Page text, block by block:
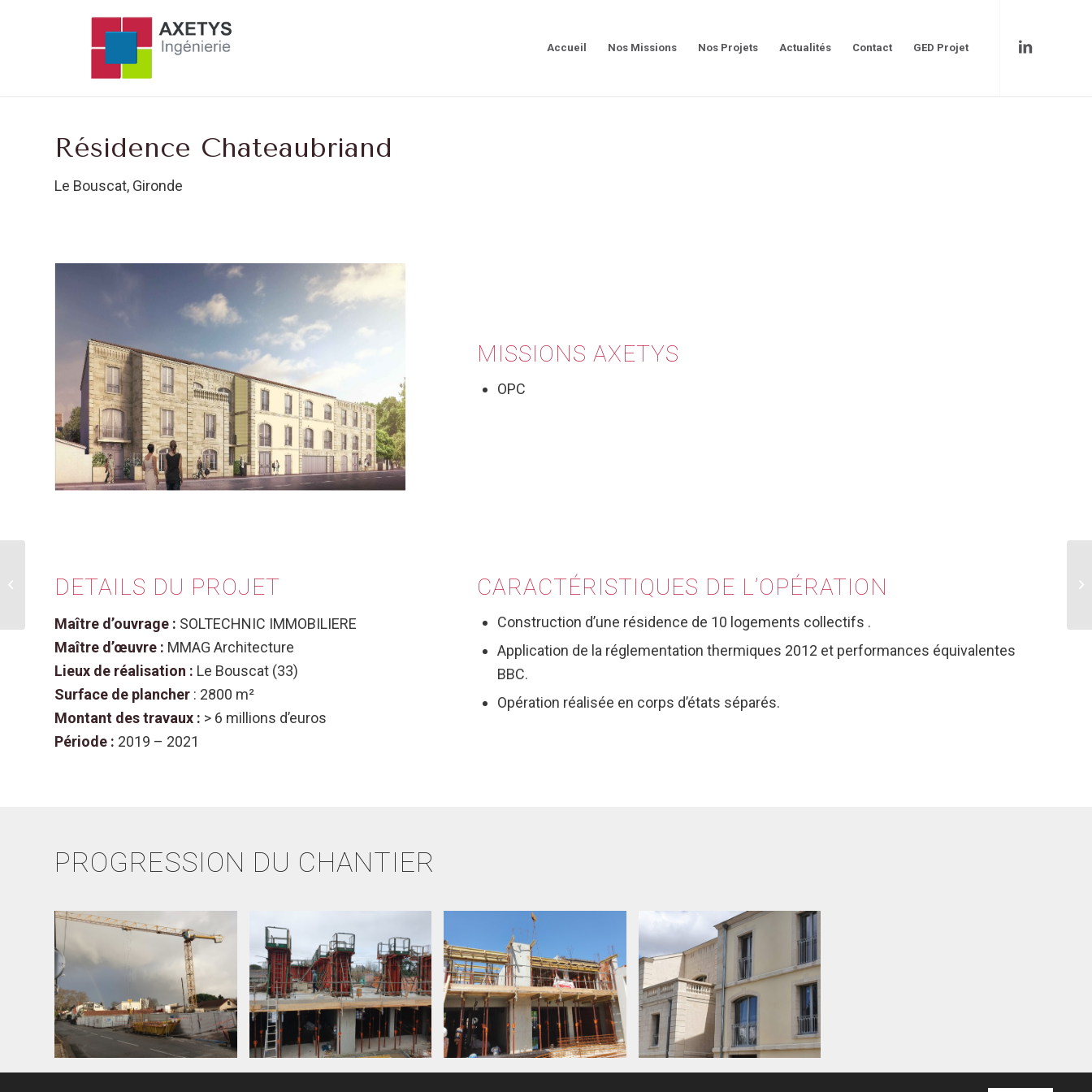
Accueil Nos Missions Nos Projets Actualités Contact GED Projet
Résidence Chateaubriand
Le Bouscat, Gironde
MISSIONS AXETYS
OPC
DETAILS DU PROJET
Maître d’ouvrage : SOLTECHNIC IMMOBILIERE
Maître d’œuvre : MMAG Architecture
Lieux de réalisation : Le Bouscat (33)
Surface de plancher : 2800 m²
Montant des travaux : > 6 millions d’euros
Période : 2019 – 2021
CARACTÉRISTIQUES DE L’OPÉRATION
Construction d’une résidence de 10 logements collectifs .
Application de la réglementation thermiques 2012 et performances équivalentes
BBC.
Opération réalisée en corps d’états séparés.
PROGRESSION DU CHANTIER
Bâtiment Tertiaire
Carbon Blanc